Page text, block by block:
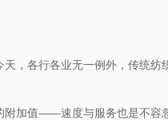
天，各行各业无一例外，传统
附加值——速度与服务也是不容